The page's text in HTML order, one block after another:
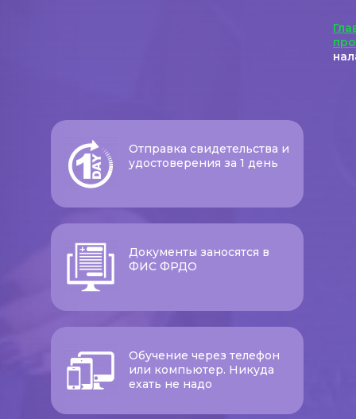
Отправка свидетельства и
удостоверения за 1 день
Документы заносятся в
ФИС ФРДО
Обучение через телефон
или компьютер. Никуда
ехать не надо